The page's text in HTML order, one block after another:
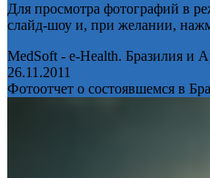
Для просмотра фотографий в
слайд-шоу и, при желании,
MedSoft - e-Health. Бразилия и
26.11.2011
Фотоотчет о состоявшемся в